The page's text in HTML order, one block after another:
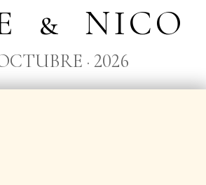
& NICO
· 2026